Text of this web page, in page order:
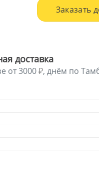
Заказать
доставка
от 3000 , днём по